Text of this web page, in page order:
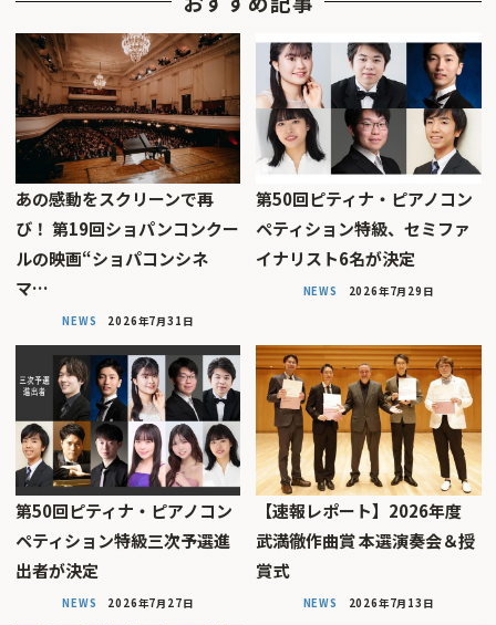
あの感動をスクリーンで再
び！ 第19回ショパンコンクー
ルの映画“ショパコンシネ
マ…
NEWS 2026年7月31日
第50回ピティナ・ピアノコン
ペティション特級、セミファ
イナリスト6名が決定
NEWS 2026年7月29日
第50回ピティナ・ピアノコン
ペティション特級三次予選進
出者が決定
NEWS 2026年7月27日
【速報レポート】2026年度
武満徹作曲賞 本選演奏会＆授
賞式
NEWS 2026年7月13日